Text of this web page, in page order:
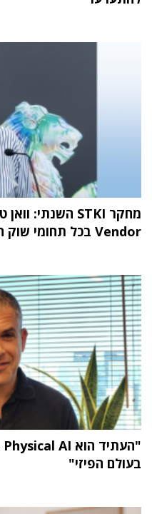
Vendor בכל תחומי שוק ה-IT
בעולם הפיזי"